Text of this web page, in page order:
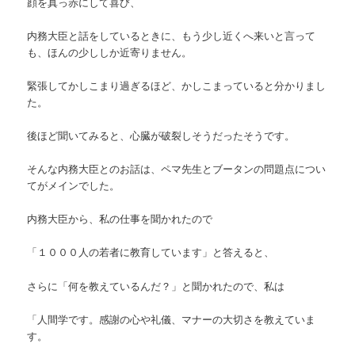
内務大臣と話をしているときに、もう少し近くへ来いと言って
も、ほんの少ししか近寄りません。
緊張してかしこまり過ぎるほど、かしこまっていると分かりまし
た。
後ほど聞いてみると、心臓が破裂しそうだったそうです。
そんな内務大臣とのお話は、ペマ先生とブータンの問題点につい
てがメインでした。
内務大臣から、私の仕事を聞かれたので
「１０００人の若者に教育しています」と答えると、
さらに「何を教えているんだ？」と聞かれたので、私は
「人間学です。感謝の心や礼儀、マナーの大切さを教えていま
す。